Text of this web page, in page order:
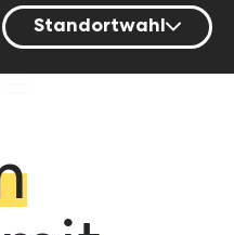
Standortwahl
Berlin